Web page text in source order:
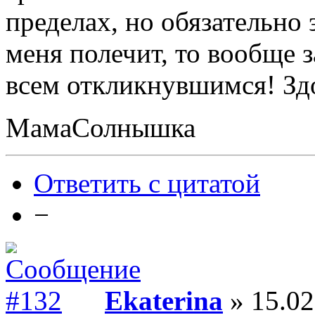
пределах, но
меня полечит, то вообще
всем откликнувшимся!
МамаСолнышка
Ответить с цитатой
−
Ekaterina »